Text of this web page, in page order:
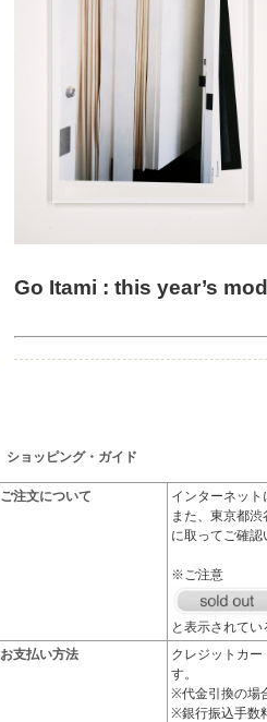
Go Itami : this year’s
ショッピング・ガイド
ご注文について
インターネッ
また、東京都
に取ってご確
※ご注意
と表示されて
お支払い方法
クレジットカ
す。
※代金引換の場
※銀行振込手数